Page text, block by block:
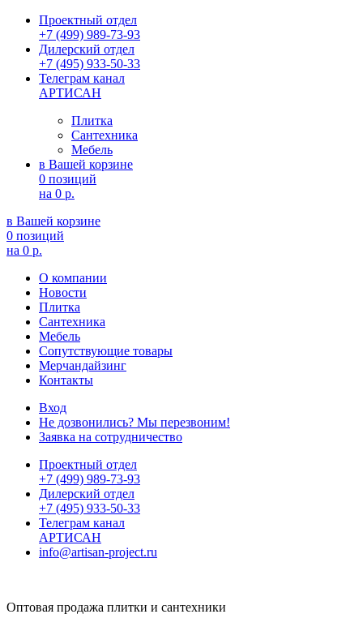
Проектный отдел
+7 (499) 989-73-93
Дилерский отдел
+7 (495) 933-50-33
Телеграм канал
АРТИСАН
Плитка
Сантехника
Мебель
в Вашей корзине
0 позиций
на 0 р.
в Вашей корзине
0 позиций
на 0 р.
О компании
Новости
Плитка
Сантехника
Мебель
Сопутствующие товары
Мерчандайзинг
Контакты
Вход
Не дозвонились? Мы перезвоним!
Заявка на сотрудничество
Проектный отдел
+7 (499) 989-73-93
Дилерский отдел
+7 (495) 933-50-33
Телеграм канал
АРТИСАН
info@artisan-project.ru
Оптовая продажа плитки и сантехники